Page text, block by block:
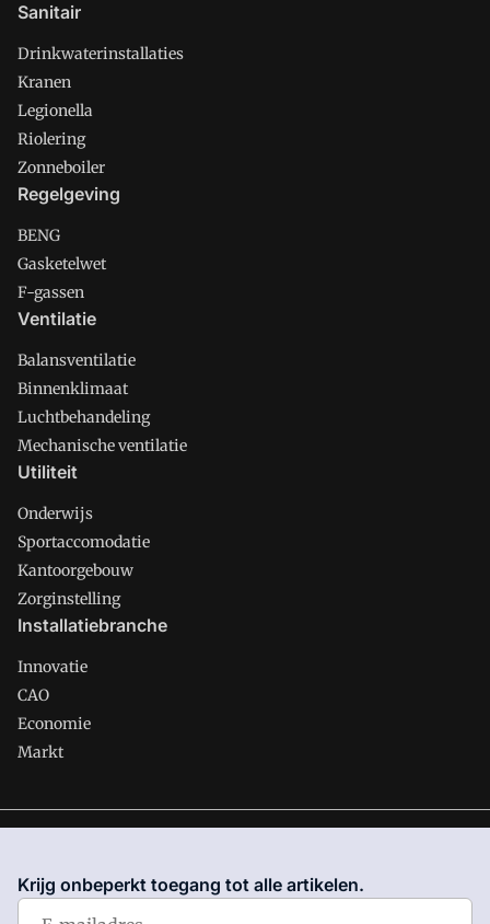
Sanitair
Drinkwaterinstallaties
Kranen
Legionella
Riolering
Zonneboiler
Regelgeving
BENG
Gasketelwet
F-gassen
Ventilatie
Balansventilatie
Binnenklimaat
Luchtbehandeling
Mechanische ventilatie
Utiliteit
Onderwijs
Sportaccomodatie
Kantoorgebouw
Zorginstelling
Installatiebranche
Innovatie
CAO
Economie
Markt
waar VMN media voor staat. Op gebruik van deze site zijn de
volgende regelingen van toepassing:Algemene Voorwaarden
Krijg onbeperkt toegang tot alle artikelen.